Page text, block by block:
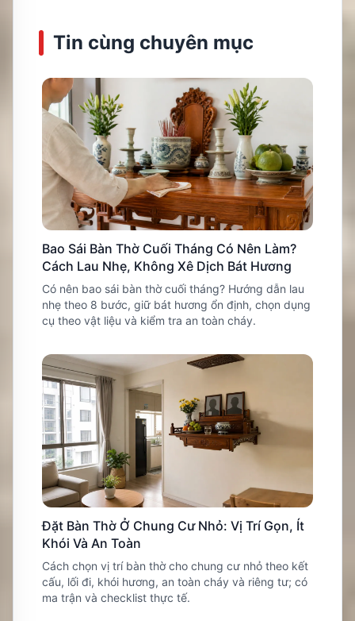
Tin cùng chuyên mục
Bao Sái Bàn Thờ Cuối Tháng Có Nên Làm?
Cách Lau Nhẹ, Không Xê Dịch Bát Hương
Có nên bao sái bàn thờ cuối tháng? Hướng dẫn lau
nhẹ theo 8 bước, giữ bát hương ổn định, chọn dụng
cụ theo vật liệu và kiểm tra an toàn cháy.
Đặt Bàn Thờ Ở Chung Cư Nhỏ: Vị Trí Gọn, Ít
Khói Và An Toàn
Cách chọn vị trí bàn thờ cho chung cư nhỏ theo kết
cấu, lối đi, khói hương, an toàn cháy và riêng tư; có
ma trận và checklist thực tế.